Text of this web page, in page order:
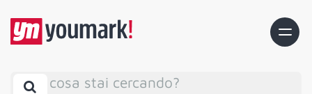
cosa stai cercando?